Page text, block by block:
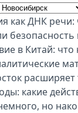
как ДНК речи:
в Китай:
какие
но